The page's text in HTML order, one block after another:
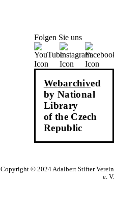
Folgen Sie uns
Webarchived
by National
Library
of the Czech
Republic
Copyright © 2024 Adalbert Stifter Verein
e. V.